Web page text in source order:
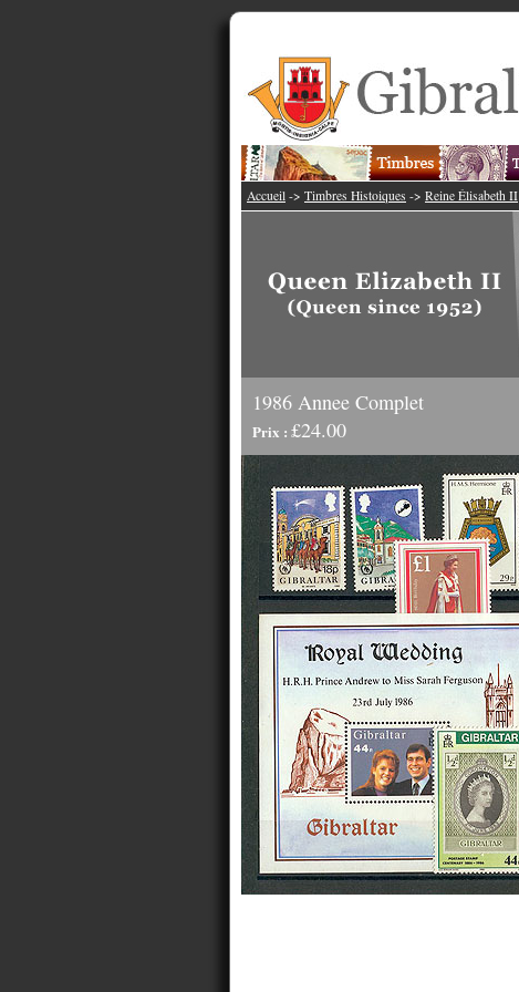
Accueil -> Timbres Histoiques -> Reine Élisabeth II
1986 Annee Complet
Prix : £24.00